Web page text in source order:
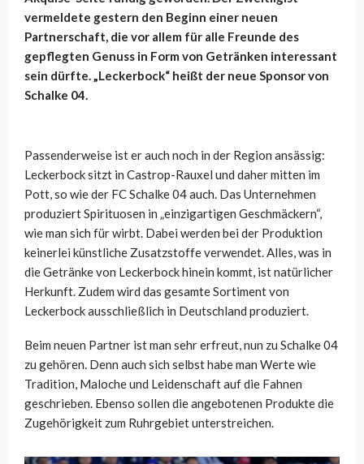
vermeldete gestern den Beginn einer neuen
Partnerschaft, die vor allem für alle Freunde des
gepflegten Genuss in Form von Getränken interessant
sein dürfte. „Leckerbock“ heißt der neue Sponsor von
Schalke 04.
Passenderweise ist er auch noch in der Region ansässig:
Leckerbock sitzt in Castrop-Rauxel und daher mitten im
Pott, so wie der FC Schalke 04 auch. Das Unternehmen
produziert Spirituosen in „einzigartigen Geschmäckern“,
wie man sich für wirbt. Dabei werden bei der Produktion
keinerlei künstliche Zusatzstoffe verwendet. Alles, was in
die Getränke von Leckerbock hinein kommt, ist natürlicher
Herkunft. Zudem wird das gesamte Sortiment von
Leckerbock ausschließlich in Deutschland produziert.
Beim neuen Partner ist man sehr erfreut, nun zu Schalke 04
zu gehören. Denn auch sich selbst habe man Werte wie
Tradition, Maloche und Leidenschaft auf die Fahnen
geschrieben. Ebenso sollen die angebotenen Produkte die
Zugehörigkeit zum Ruhrgebiet unterstreichen.